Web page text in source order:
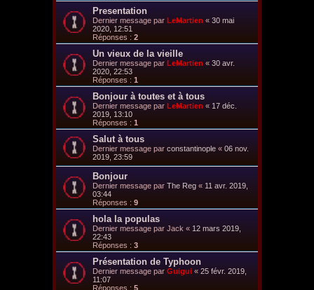
Presentation
Dernier message par LeMartien « 30 mai
2020, 12:51
Réponses : 2
Un vieux de la vieille
Dernier message par LeMartien « 30 avr.
2020, 22:53
Réponses : 1
Bonjour à toutes et à tous
Dernier message par LeMartien « 17 déc.
2019, 13:10
Réponses : 1
Salut à tous
Dernier message par constantinople « 06 nov.
2019, 23:59
Bonjour
Dernier message par The Reg « 11 avr. 2019,
03:44
Réponses : 9
hola la populas
Dernier message par Jack « 12 mars 2019,
22:43
Réponses : 3
Présentation de Typhoon
Dernier message par Guigui « 25 févr. 2019,
11:07
Réponses : 5